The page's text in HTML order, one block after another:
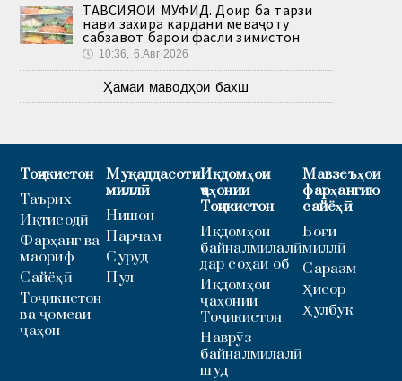
ТАВСИЯҲОИ МУФИД. Доир ба тарзи
нави захира кардани меваҷоту
сабзавот барои фасли зимистон
🕔 10:36, 6.Авг 2026
Ҳамаи маводҳои бахш
Тоҷикистон
Таърих
Иқтисодӣ
Фарҳанг ва
маориф
Сайёҳӣ
Тоҷикистон
ва ҷомеаи
ҷаҳон
Муқаддасоти
миллӣ
Нишон
Парчам
Суруд
Пул
Иқдомҳои
ҷаҳонии
Тоҷикистон
Иқдомҳои
байналмилалӣ
дар соҳаи об
Иқдомҳои
ҷаҳонии
Тоҷикистон
Наврӯз
байналмилалӣ
шуд
Мавзеъҳои
фарҳангию
сайёҳӣ
Боғи
миллӣ
Саразм
Ҳисор
Ҳулбук